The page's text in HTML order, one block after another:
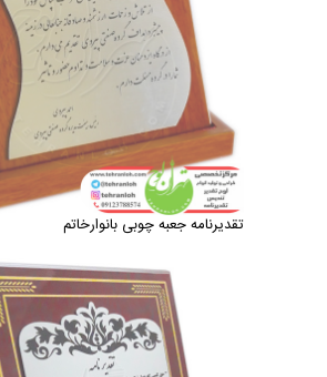
تقدیرنامه جعبه چوبی بانوارخاتم